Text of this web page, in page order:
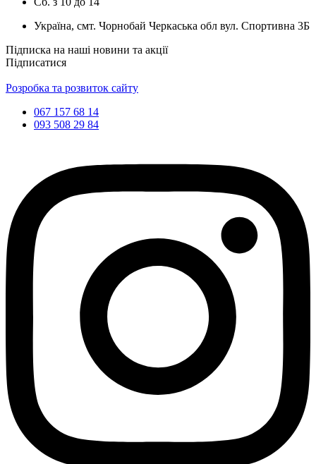
Україна, смт. Чорнобай Черкаська обл вул. Спортивна 3Б
Підписка на наші новини та акції
Підписатися
Розробка та розвиток сайту
067 157 68 14
093 508 29 84